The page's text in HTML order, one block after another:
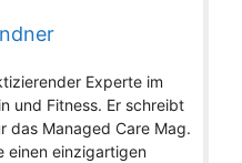
Experte im
und Fitness. Er schreibt
das Managed Care Mag.
einen einzigartigen